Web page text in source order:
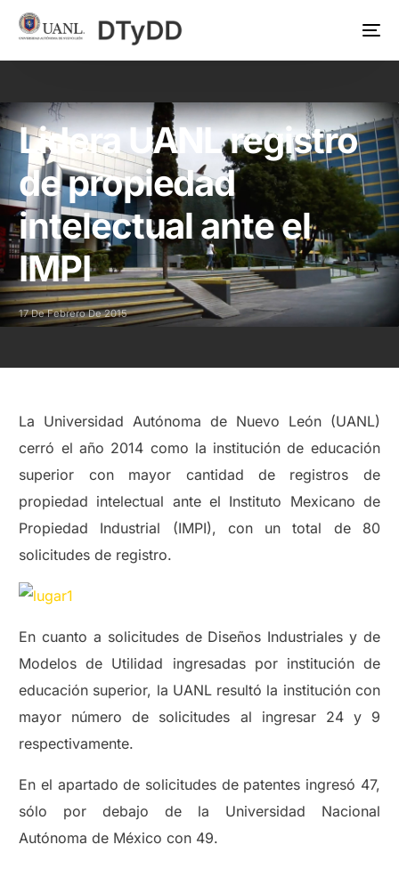
Lidera UANL registro
de propiedad
intelectual ante el
IMPI
17 De Febrero De 2015
La Universidad Autónoma de Nuevo León (UANL)
cerró el año 2014 como la institución de educación
superior con mayor cantidad de registros de
propiedad intelectual ante el Instituto Mexicano de
Propiedad Industrial (IMPI), con un total de 80
solicitudes de registro.
En cuanto a solicitudes de Diseños Industriales y de
Modelos de Utilidad ingresadas por institución de
educación superior, la UANL resultó la institución con
mayor número de solicitudes al ingresar 24 y 9
respectivamente.
En el apartado de solicitudes de patentes ingresó 47,
sólo por debajo de la Universidad Nacional
Autónoma de México con 49.